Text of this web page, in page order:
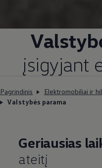
įsigyjant
Pagrindinis
Elektromobiliai ir
Valstybės parama
Geriausias
ateitį